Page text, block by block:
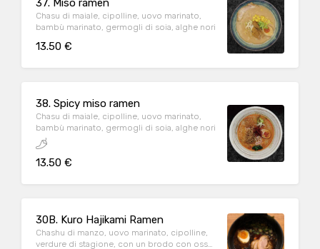
37. Miso ramen
Chasu di maiale, cipolline, uovo marinato,
bambù marinato, germogli di soia, alghe nori
13.50 €
38. Spicy miso ramen
Chasu di maiale, cipolline, uovo marinato,
bambù marinato, germogli di soia, alghe nori
13.50 €
30B. Kuro Hajikami Ramen
Chashu di manzo, uovo marinato, cipolline,
verdure di stagione, con un brodo con osso,